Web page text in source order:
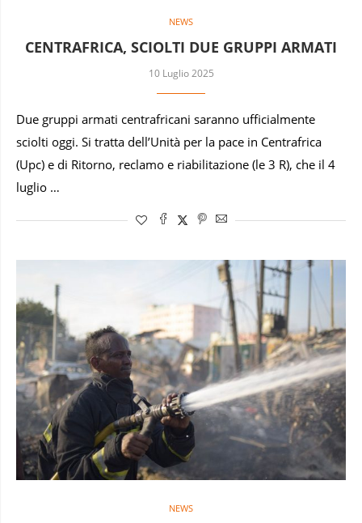
NEWS
CENTRAFRICA, SCIOLTI DUE GRUPPI ARMATI
10 Luglio 2025
Due gruppi armati centrafricani saranno ufficialmente
sciolti oggi. Si tratta dell’Unità per la pace in Centrafrica
(Upc) e di Ritorno, reclamo e riabilitazione (le 3 R), che il 4
luglio …
NEWS